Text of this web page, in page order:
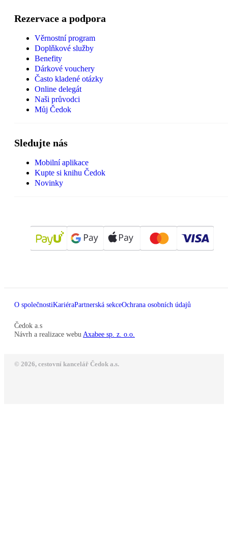
Rezervace a podpora
Věrnostní program
Doplňkové služby
Benefity
Dárkové vouchery
Často kladené otázky
Online delegát
Naši průvodci
Můj Čedok
Sledujte nás
Mobilní aplikace
Kupte si knihu Čedok
Novinky
O společnostiKariéraPartnerská sekceOchrana osobních údajů
Čedok a.s
Návrh a realizace webu Axabee sp. z. o.o.
© 2026, cestovní kancelář Čedok a.s.